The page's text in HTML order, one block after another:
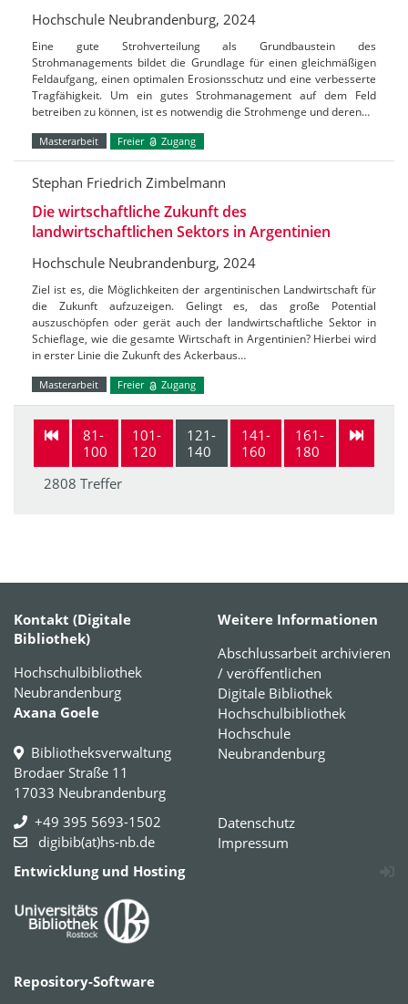
Hochschule Neubrandenburg, 2024
Eine gute Strohverteilung als Grundbaustein des
Strohmanagements bildet die Grundlage für einen gleichmäßigen
Feldaufgang, einen optimalen Erosionsschutz und eine verbesserte
Tragfähigkeit. Um ein gutes Strohmanagement auf dem Feld
betreiben zu können, ist es notwendig die Strohmenge und deren…
Masterarbeit Freier Zugang
Stephan Friedrich Zimbelmann
Die wirtschaftliche Zukunft des
landwirtschaftlichen Sektors in Argentinien
Hochschule Neubrandenburg, 2024
Ziel ist es, die Möglichkeiten der argentinischen Landwirtschaft für
die Zukunft aufzuzeigen. Gelingt es, das große Potential
auszuschöpfen oder gerät auch der landwirtschaftliche Sektor in
Schieflage, wie die gesamte Wirtschaft in Argentinien? Hierbei wird
in erster Linie die Zukunft des Ackerbaus…
Masterarbeit Freier Zugang
81-
100
101-
120
121-
140
141-
160
161-
180
2808 Treffer
Kontakt (Digitale
Bibliothek)
Hochschulbibliothek
Neubrandenburg
Axana Goele
Bibliotheksverwaltung
Brodaer Straße 11
17033 Neubrandenburg
+49 395 5693-1502
digibib(at)hs-nb.de
Weitere Informationen
Abschlussarbeit archivieren
/ veröffentlichen
Digitale Bibliothek
Hochschulbibliothek
Hochschule
Neubrandenburg
Datenschutz
Impressum
Entwicklung und Hosting
Repository-Software